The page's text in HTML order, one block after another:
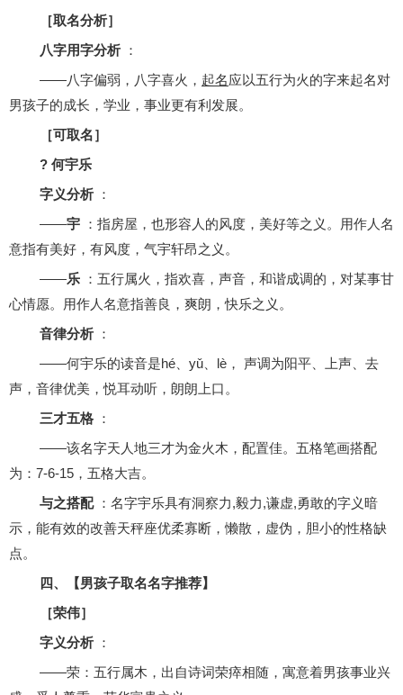
［取名分析］
八字用字分析 ：
——八字偏弱，八字喜火， 起名应以五行为火的字来起名对
男孩子的成长，学业，事业更有利发展。
［可取名］
? 何宇乐
字义分析 ：
——宇 ：指房屋，也形容人的风度，美好等之义。用作人名
意指有美好，有风度，气宇轩昂之义。
——乐 ：五行属火，指欢喜，声音，和谐成调的，对某事甘
心情愿。用作人名意指善良，爽朗，快乐之义。
音律分析 ：
——何宇乐的读音是hé、yǔ、lè， 声调为阳平、上声、去
声，音律优美，悦耳动听，朗朗上口。
三才五格 ：
——该名字天人地三才为金火木，配置佳。五格笔画搭配
为：7-6-15，五格大吉。
与之搭配：名字宇乐具有洞察力,毅力,谦虚,勇敢的字义暗
示，能有效的改善天秤座优柔寡断，懒散，虚伪，胆小的性格缺
点。
四、【男孩子取名名字推荐】
［荣伟］
字义分析 ：
——荣：五行属木，出自诗词荣瘁相随，寓意着男孩事业兴